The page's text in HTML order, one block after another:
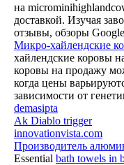
на
доставкой. Изучая
отзывы, обзоры
Микро-хайлендские
хайлендские коровы
коровы на продажу
когда цены
зависимости от
demasipta
Ak Diablo trigger
innovationvista.com
Производитель
Essential bath towels in